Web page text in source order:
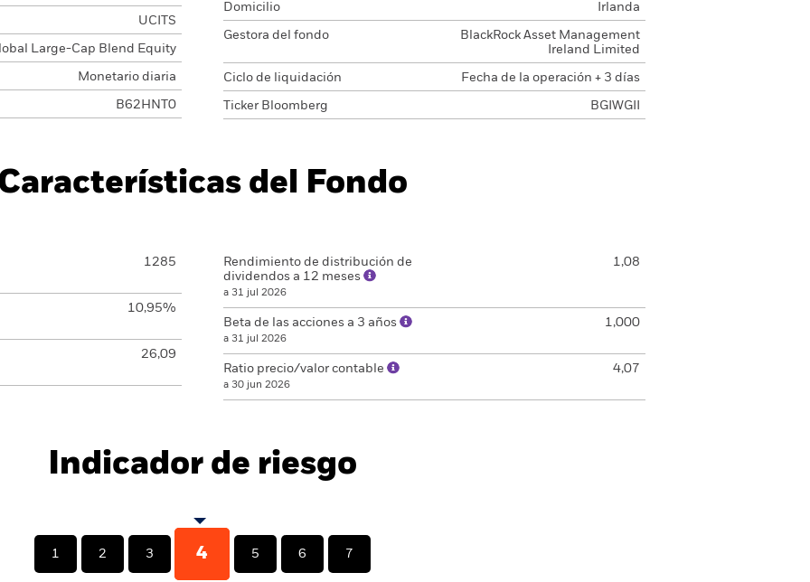
UCITS
Large-Cap Blend Equity
Monetario diaria
B62HNT0
Domicilio Irlanda
Gestora del fondo
BlackRock Asset Management
Ireland Limited
Ciclo de liquidación Fecha de la operación + 3 días
Ticker Bloomberg BGIWGII
del Fondo
1285
10,95%
26,09
Rendimiento de distribución de
dividendos a 12 meses
a 31 jul 2026
1,08
Beta de las acciones a 3 años
a 31 jul 2026
1,000
Ratio precio/valor contable
a 30 jun 2026
4,07
Indicador de riesgo
1 2 3 4 5 6 7